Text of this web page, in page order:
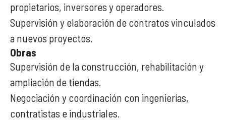
propietarios, inversores y operadores.
Supervisión y elaboración de contratos vinculados
a nuevos proyectos.
Obras
Supervisión de la construcción, rehabilitación y
ampliación de tiendas.
Negociación y coordinación con ingenierías,
contratistas e industriales.